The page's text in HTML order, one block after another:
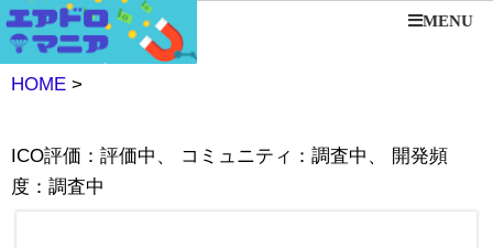
MENU
HOME >
ICO評価：評価中、 コミュニティ：調査中、 開発頻
度：調査中